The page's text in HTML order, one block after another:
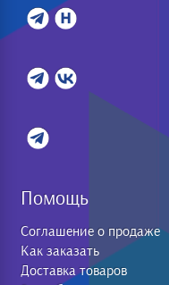
Помощь
Соглашение о продаже
Как заказать
Доставка товаров